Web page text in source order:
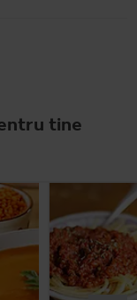
tine
Supă cremă de
linte
Cel mult 60 minute
Simplu